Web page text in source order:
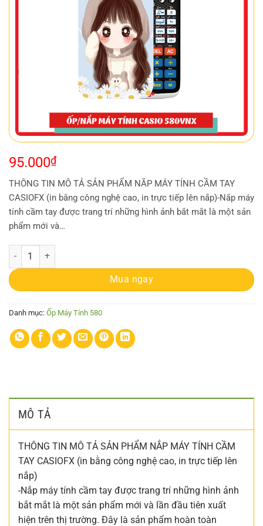
95.000₫
THÔNG TIN MÔ TẢ SẢN PHẨM NẮP MÁY TÍNH CẦM TAY
CASIOFX (in bằng công nghệ cao, in trực tiếp lên nắp)-Nắp máy
tính cầm tay được trang trí những hình ảnh bắt mắt là một sản
phẩm mới và…
ỐP MÁY TÍNH CASIO FX 580 - CTE 163 số lượng
Mua ngay
Danh mục: Ốp Máy Tính 580
MÔ TẢ
THÔNG TIN MÔ TẢ SẢN PHẨM NẮP MÁY TÍNH CẦM
TAY CASIOFX (in bằng công nghệ cao, in trực tiếp lên
nắp)
-Nắp máy tính cầm tay được trang trí những hình ảnh
bắt mắt là một sản phẩm mới và lần đầu tiên xuất
hiện trên thị trường. Đây là sản phẩm hoàn toàn